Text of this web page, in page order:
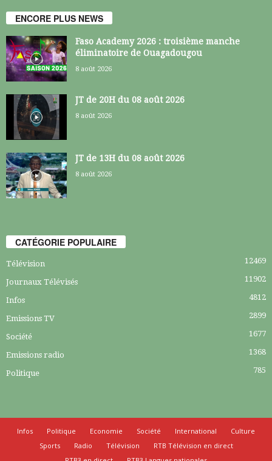
ENCORE PLUS NEWS
Faso Academy 2026 : troisième manche
éliminatoire de Ouagadougou
8 août 2026
JT de 20H du 08 août 2026
8 août 2026
JT de 13H du 08 août 2026
8 août 2026
CATÉGORIE POPULAIRE
Télévision 12469
Journaux Télévisés 11902
Infos 4812
Emissions TV 2899
Société 1677
Emissions radio 1368
Politique 785
Infos Politique Economie Société International
Culture
Sports
Radio Télévision
RTB Télévision en direct